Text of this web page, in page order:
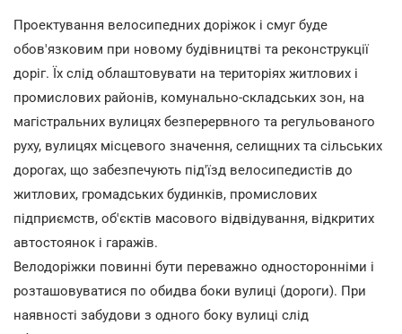
Проектування велосипедних доріжок і смуг буде
обов'язковим при новому будівництві та реконструкції
доріг. Їх слід облаштовувати на територіях житлових і
промислових районів, комунально-складських зон, на
магістральних вулицях безперервного та регульованого
руху, вулицях місцевого значення, селищних та сільських
дорогах, що забезпечують під'їзд велосипедистів до
житлових, громадських будинків, промислових
підприємств, об'єктів масового відвідування, відкритих
автостоянок і гаражів.
Велодоріжки повинні бути переважно односторонніми і
розташовуватися по обидва боки вулиці (дороги). При
наявності забудови з одного боку вулиці слід